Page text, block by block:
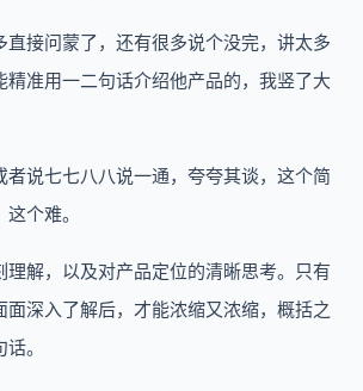
直接问蒙了，还有很多说个没完，讲太多
精准用一二句话介绍他产品的，我竖了大
者说七七八八说一通，夸夸其谈，这个简
个难。
理解，以及对产品定位的清晰思考。只有
深入了解后，才能浓缩又浓缩，概括之
。